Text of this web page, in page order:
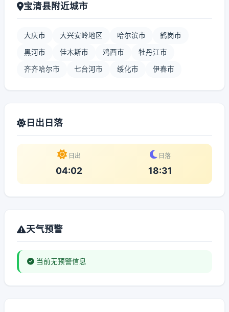
宝清县附近城市
大庆市 大兴安岭地区 哈尔滨市 鹤岗市
黑河市 佳木斯市 鸡西市 牡丹江市
齐齐哈尔市 七台河市 绥化市 伊春市
日出日落
日出
04:02
日落
18:31
天气预警
当前无预警信息